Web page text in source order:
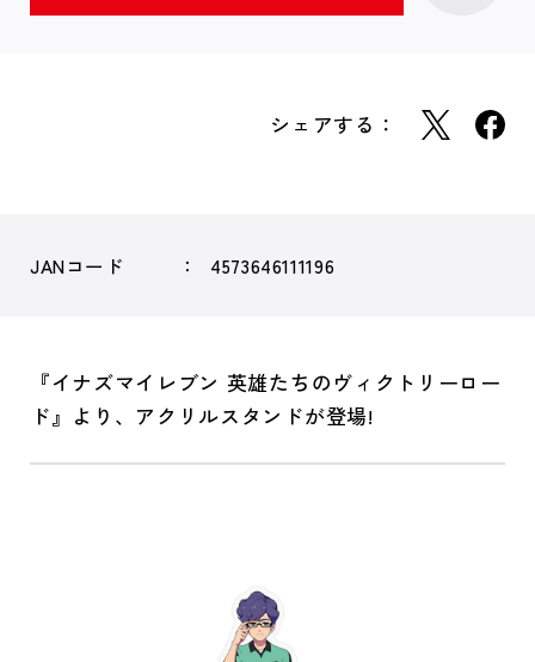
シェアする：
JANコード 4573646111196
『イナズマイレブン 英雄たちのヴィクトリーロー
ド』より、アクリルスタンドが登場!